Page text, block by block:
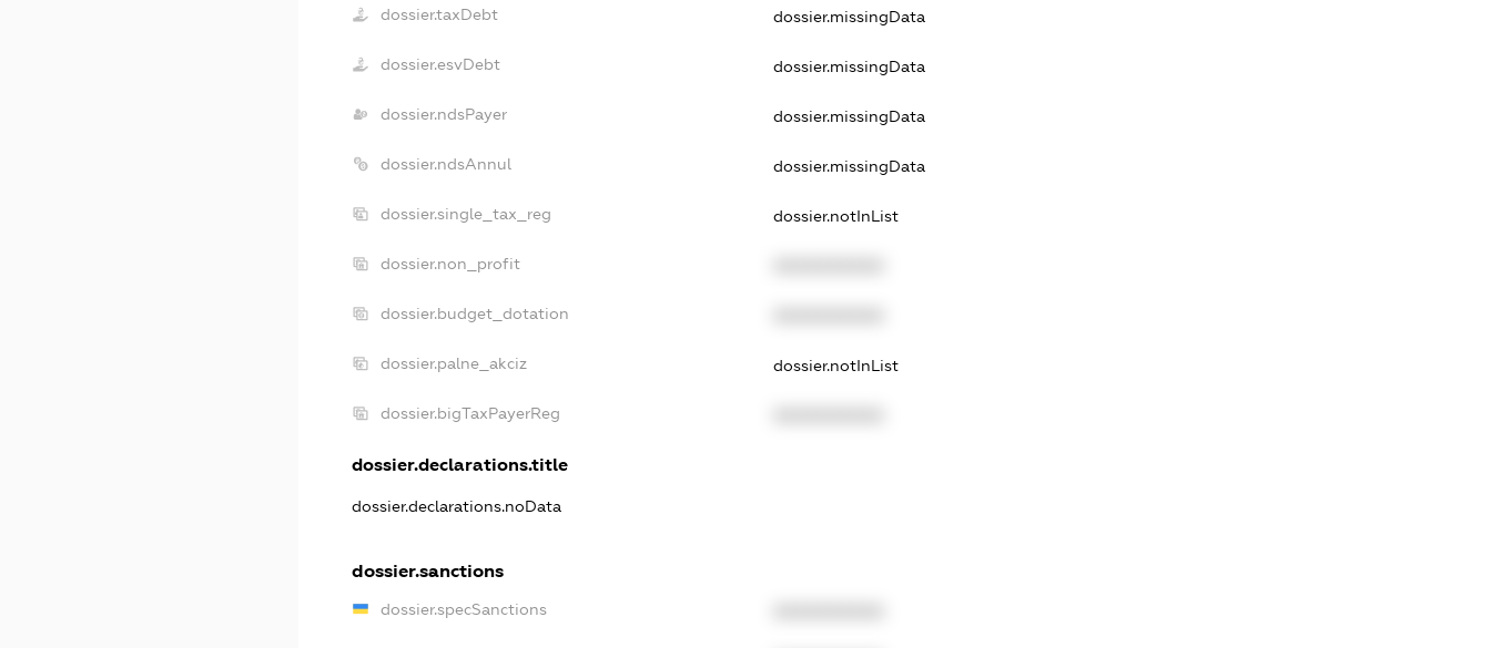
dossier.taxDebt dossier.missingData
dossier.esvDebt dossier.missingData
dossier.ndsPayer dossier.missingData
dossier.ndsAnnul dossier.missingData
dossier.single_tax_reg dossier.notInList
dossier.non_profit
dossier.budget_dotation
dossier.palne_akciz dossier.notInList
dossier.bigTaxPayerReg
dossier.declarations.title
dossier.declarations.noData
dossier.sanctions
dossier.specSanctions